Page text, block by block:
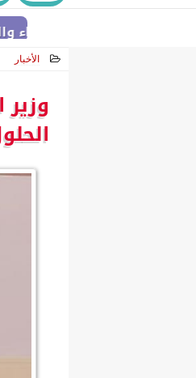
وزيرا الكهرباء والتخطيط
الأخبار